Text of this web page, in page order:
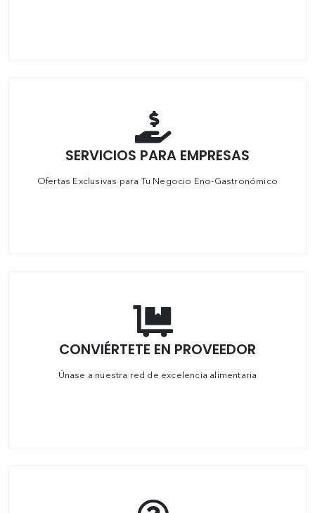
SERVICIOS PARA EMPRESAS
Ofertas Exclusivas para Tu Negocio Eno-Gastronómico
CONVIÉRTETE EN PROVEEDOR
Únase a nuestra red de excelencia alimentaria